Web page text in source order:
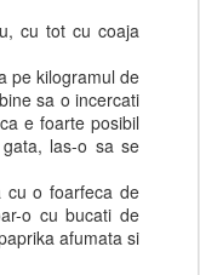
cu tot cu coaja
pe kilogramul de
sa o incercati
e foarte posibil
las-o sa se
cu o foarfeca de
o cu bucati de
afumata si